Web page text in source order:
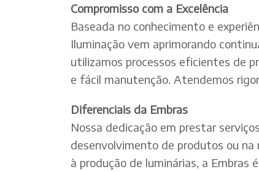
Compromisso com a Excelência
Baseada no conhecimento e
Iluminação vem aprimorando
utilizamos processos eficientes de
e fácil manutenção. Atendemos
Diferenciais da Embras
Nossa dedicação em prestar
desenvolvimento de produtos ou na
à produção de luminárias, a